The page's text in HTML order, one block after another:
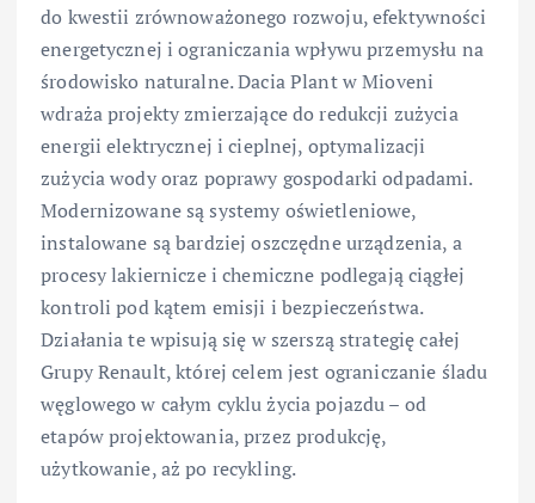
do kwestii zrównoważonego rozwoju, efektywności
energetycznej i ograniczania wpływu przemysłu na
środowisko naturalne. Dacia Plant w Mioveni
wdraża projekty zmierzające do redukcji zużycia
energii elektrycznej i cieplnej, optymalizacji
zużycia wody oraz poprawy gospodarki odpadami.
Modernizowane są systemy oświetleniowe,
instalowane są bardziej oszczędne urządzenia, a
procesy lakiernicze i chemiczne podlegają ciągłej
kontroli pod kątem emisji i bezpieczeństwa.
Działania te wpisują się w szerszą strategię całej
Grupy Renault, której celem jest ograniczanie śladu
węglowego w całym cyklu życia pojazdu – od
etapów projektowania, przez produkcję,
użytkowanie, aż po recykling.